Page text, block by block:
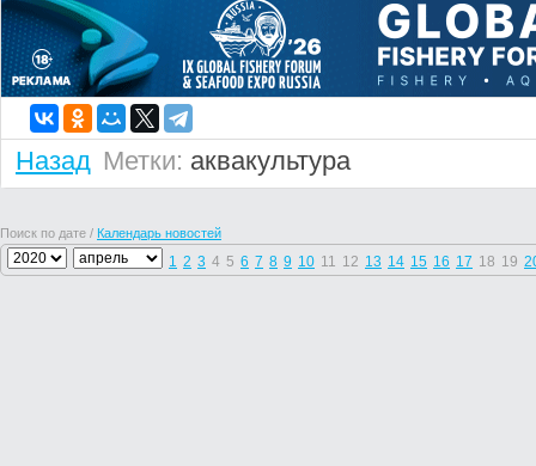
Назад Метки: аквакультура
Поиск по дате / Календарь новостей
1 2 3 4 5 6 7 8 9 10 11 12 13 14 15 16 17 18 19